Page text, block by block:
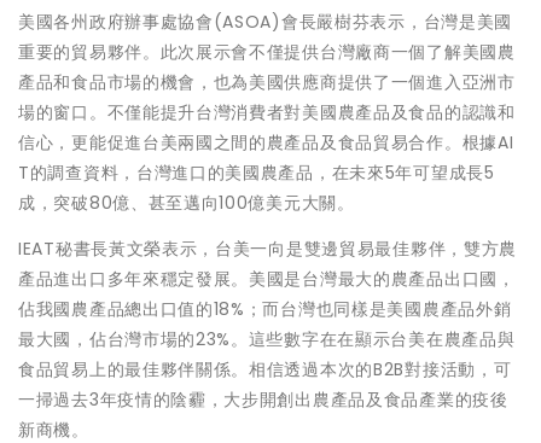
美國各州政府辦事處協會(ASOA)會長嚴樹芬表示，台灣是美國
重要的貿易夥伴。此次展示會不僅提供台灣廠商一個了解美國農
產品和食品市場的機會，也為美國供應商提供了一個進入亞洲市
場的窗口。不僅能提升台灣消費者對美國農產品及食品的認識和
信心，更能促進台美兩國之間的農產品及食品貿易合作。根據AI
T的調查資料，台灣進口的美國農產品，在未來5年可望成長5
成，突破80億、甚至邁向100億美元大關。
IEAT秘書長黃文榮表示，台美一向是雙邊貿易最佳夥伴，雙方農
產品進出口多年來穩定發展。美國是台灣最大的農產品出口國，
佔我國農產品總出口值的18%；而台灣也同樣是美國農產品外銷
最大國，佔台灣市場的23%。這些數字在在顯示台美在農產品與
食品貿易上的最佳夥伴關係。相信透過本次的B2B對接活動，可
一掃過去3年疫情的陰霾，大步開創出農產品及食品產業的疫後
新商機。